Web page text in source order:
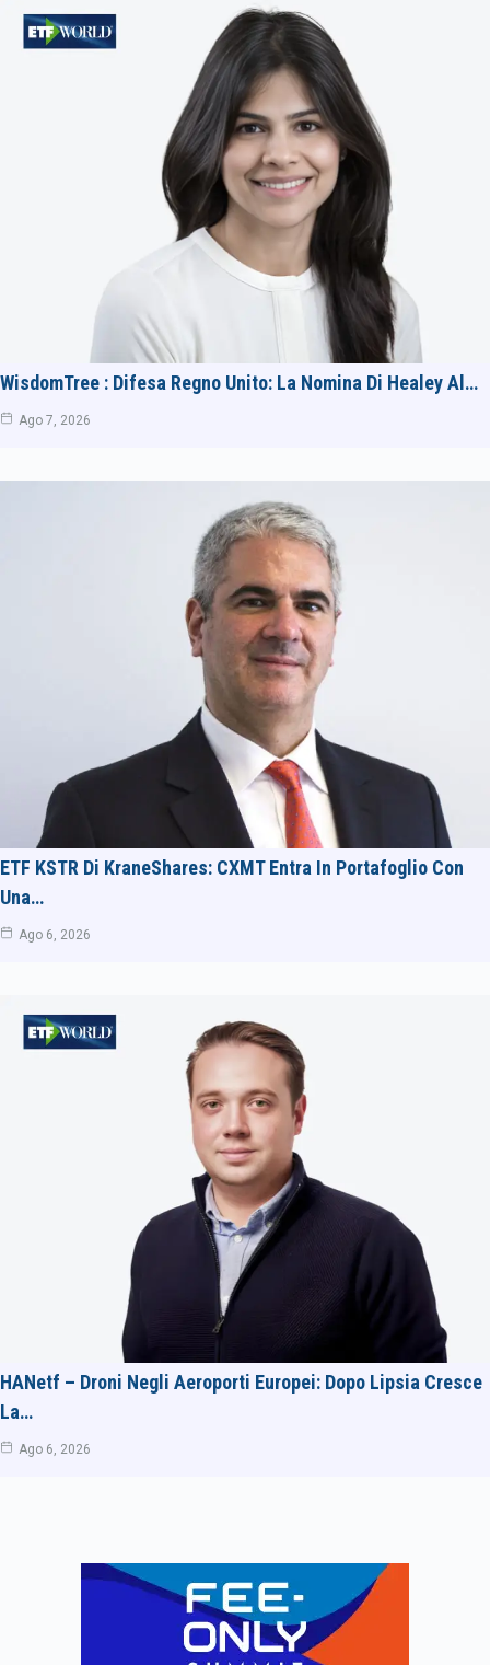
WisdomTree : Difesa Regno Unito: La Nomina Di Healey Al…
Ago 7, 2026
ETF KSTR Di KraneShares: CXMT Entra In Portafoglio Con
Una…
Ago 6, 2026
HANetf – Droni Negli Aeroporti Europei: Dopo Lipsia Cresce
La…
Ago 6, 2026